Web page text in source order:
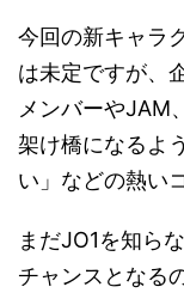
今回の新キャラ
は未定ですが、
メンバーやJAM
架け橋になるよ
い」などの熱い
まだJO1を知ら
チャンスとなる